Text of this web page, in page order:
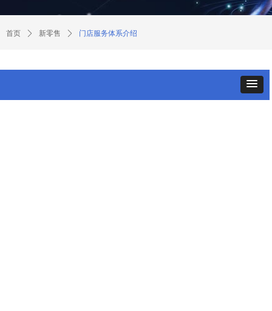
首页 ꄲ 新零售 ꄲ 门店服务体系介绍